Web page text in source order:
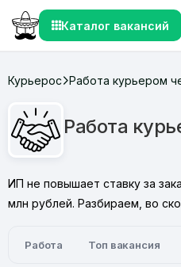
Каталог вакансий
Курьерос Работа курьером
Работа
ИП не повышает ставку за
млн рублей. Разбираем, во
Работа Топ вакансия